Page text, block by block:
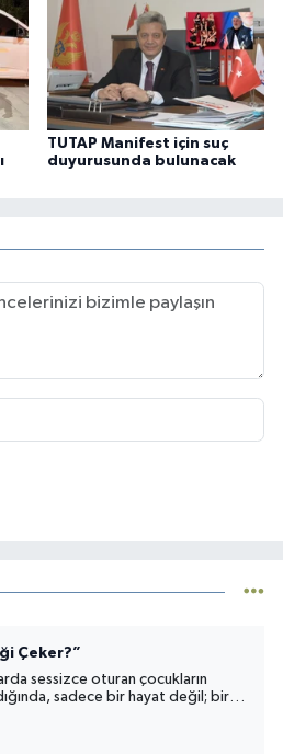
TUTAP Manifest için suç
duyurusunda bulunacak
Çeker?”
sessizce oturan çocukların
sadece bir hayat değil; bir